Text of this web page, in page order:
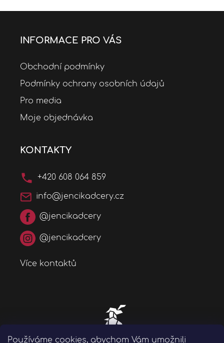
Používáme cookies, abychom Vám umožnili
INFORMACE PRO VÁS
Obchodní podmínky
Podmínky ochrany osobních údajů
Pro media
Moje objednávka
KONTAKTY
+420 608 064 859
info@jencikadcery.cz
@jencikadcery
@jencikadcery
Více kontaktů